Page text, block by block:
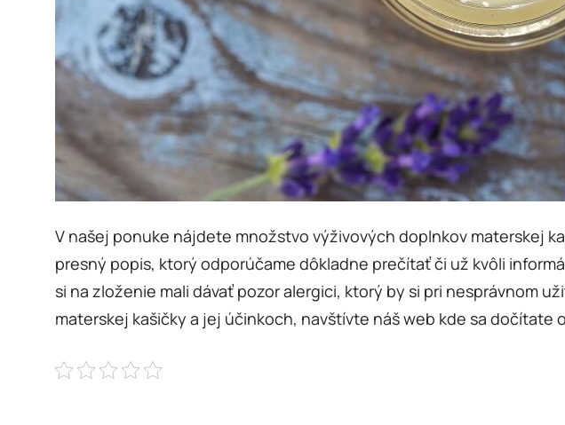
V našej ponuke nájdete množstvo výživových doplnkov materskej
presný popis, ktorý odporúčame dôkladne prečítať či už kvôli
si na zloženie mali dávať pozor alergici, ktorý by si pri nesprávnom
materskej kašičky a jej účinkoch, navštívte náš web kde sa